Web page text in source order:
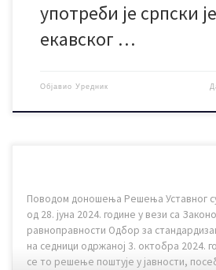
употреби је српски
екавског …
Објавио Уредник
Поводом доношења Решења Уставног
од 28. јуна 2024. године у вези са
равноправности Одбор за
на седници одржаној 3. октобра 2024.
се то решење поштује у јавности,